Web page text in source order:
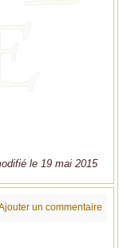
le 19 mai 2015
un commentaire